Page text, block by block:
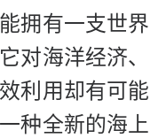
拥有一支世界
对海洋经济、
利用却有可能
种全新的海上